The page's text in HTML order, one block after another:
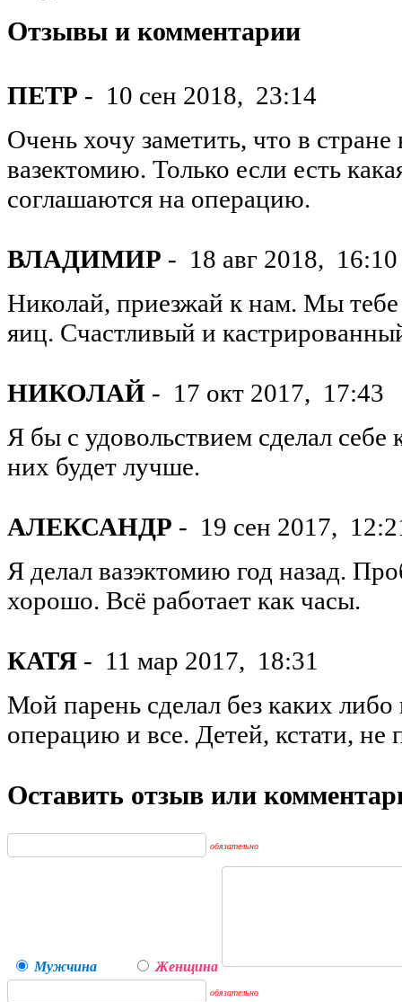
Отзывы и комментарии
ПЕТР - 10 сен 2018, 23:14
Очень хочу заметить, что в
вазектомию. Только если есть
соглашаются на операцию.
ВЛАДИМИР - 18 авг 2018, 16:10
Николай, приезжай к нам. Мы
яиц. Счастливый и
НИКОЛАЙ - 17 окт 2017, 17:43
Я бы с удовольствием сделал
них будет лучше.
АЛЕКСАНДР - 19 сен 2017,
Я делал вазэктомию год назад.
хорошо. Всё работает как часы.
КАТЯ - 11 мар 2017, 18:31
Мой парень сделал без каких
операцию и все. Детей, кстати, не
Оставить отзыв или
обязательно
Мужчина Женщина
обязательно